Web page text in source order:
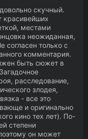
скучный.
красивейших
местами
неожиданная,
согласен только с
комментария.
быть сюжет в
расследование,
злодея,
- все это
и оригинально
кино тех лет). По-
степени
он может